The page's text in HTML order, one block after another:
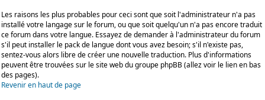
Les raisons les plus probables pour ceci sont que soit l'administrateur n'a pas
installé votre langage sur le forum, ou que soit quelqu'un n'a pas encore traduit
ce forum dans votre langue. Essayez de demander à l'administrateur du forum
s'il peut installer le pack de langue dont vous avez besoin; s'il n'existe pas,
sentez-vous alors libre de créer une nouvelle traduction. Plus d'informations
peuvent être trouvées sur le site web du groupe phpBB (allez voir le lien en bas
des pages).
Revenir en haut de page